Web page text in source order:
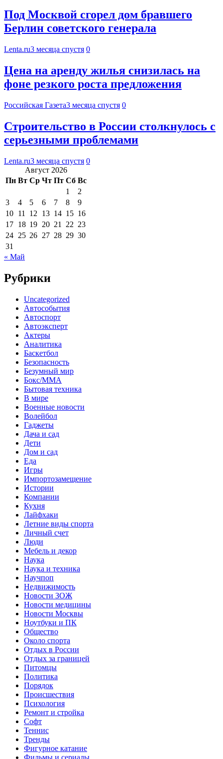
Под Москвой сгорел дом бравшего
Берлин советского генерала
Lenta.ru3 месяца спустя 0
Цена на аренду жилья снизилась на
фоне резкого роста предложения
Российская Газета3 месяца спустя 0
Строительство в России столкнулось с
серьезными проблемами
Lenta.ru3 месяца спустя 0
Август 2026
Пн Вт Ср Чт Пт Сб Вс
1
2
3
4 5 6 7 8
9
10 11 12 13 14 15 16
17 18 19 20 21 22 23
24 25 26 27 28 29 30
31
« Май
Рубрики
Uncategorized
Автособытия
Автоспорт
Автоэксперт
Актеры
Аналитика
Баскетбол
Безопасность
Безумный мир
Бокс/MMA
Бытовая техника
В мире
Военные новости
Волейбол
Гаджеты
Дача и сад
Дети
Дом и сад
Еда
Игры
Импортозамещение
Истории
Компании
Кухня
Лайфхаки
Летние виды спорта
Личный счет
Люди
Мебель и декор
Наука
Наука и техника
Научпоп
Недвижимость
Новости ЗОЖ
Новости медицины
Новости Москвы
Ноутбуки и ПК
Общество
Около спорта
Отдых в России
Отдых за границей
Питомцы
Политика
Порядок
Происшествия
Психология
Ремонт и стройка
Софт
Теннис
Тренды
Фигурное катание
Фильмы и сериалы